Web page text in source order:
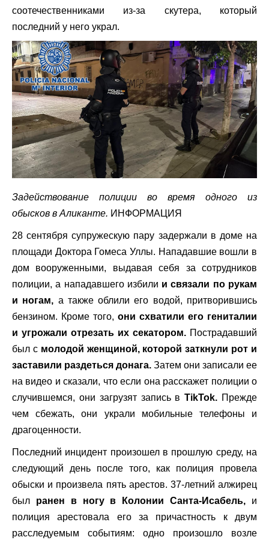
соотечественниками из-за скутера, который
последний у него украл.
Задействование полиции во время одного из
обысков в Аликанте. ИНФОРМАЦИЯ
28 сентября супружескую пару задержали в доме на
площади Доктора Гомеса Уллы. Нападавшие вошли в
дом вооруженными, выдавая себя за сотрудников
полиции, а нападавшего избили и связали по рукам
и ногам, а также облили его водой, притворившись
бензином. Кроме того, они схватили его гениталии
и угрожали отрезать их секатором. Пострадавший
был с молодой женщиной, которой заткнули рот и
заставили раздеться донага. Затем они записали ее
на видео и сказали, что если она расскажет полиции о
случившемся, они загрузят запись вTikTok. Прежде
чем сбежать, они украли мобильные телефоны и
драгоценности.
Последний инцидент произошел в прошлую среду, на
следующий день после того, как полиция провела
обыски и произвела пять арестов. 37-летний алжирец
был ранен в ногу в Колонии Санта-Исабель, и
полиция арестовала его за причастность к двум
расследуемым событиям: одно произошло возле